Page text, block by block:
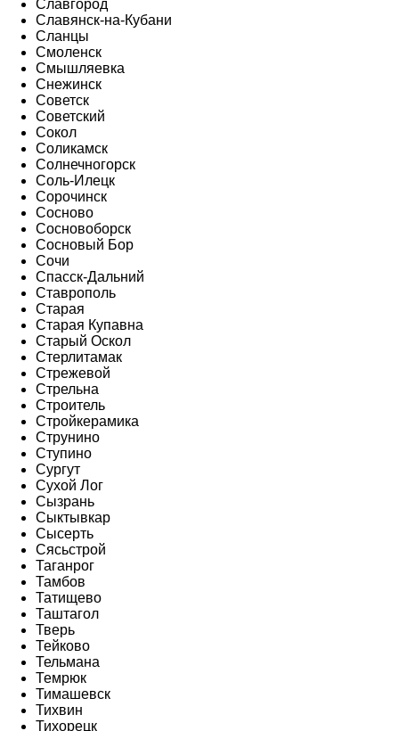
Славгород
Славянск-на-Кубани
Сланцы
Смоленск
Смышляевка
Снежинск
Советск
Советский
Сокол
Соликамск
Солнечногорск
Соль-Илецк
Сорочинск
Сосново
Сосновоборск
Сосновый Бор
Сочи
Спасск-Дальний
Ставрополь
Старая
Старая Купавна
Старый Оскол
Стерлитамак
Стрежевой
Стрельна
Строитель
Стройкерамика
Струнино
Ступино
Сургут
Сухой Лог
Сызрань
Сыктывкар
Сысерть
Сясьстрой
Таганрог
Тамбов
Татищево
Таштагол
Тверь
Тейково
Тельмана
Темрюк
Тимашевск
Тихвин
Тихорецк